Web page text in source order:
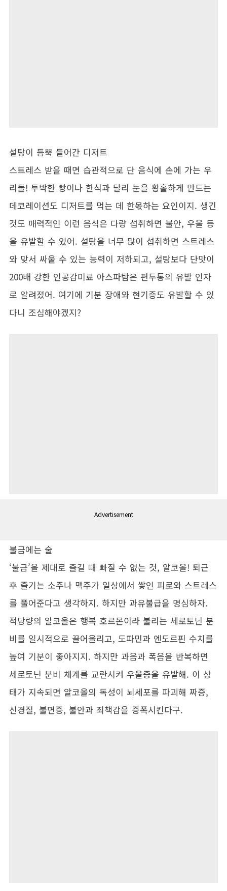
설탕이 듬뿍 들어간 디저트
스트레스 받을 때면 습관적으로 단 음식에 손에 가는 우
리들! 투박한 빵이나 한식과 달리 눈을 황홀하게 만드는
데코레이션도 디저트를 먹는 데 한몫하는 요인이지. 생긴
것도 매력적인 이런 음식은 다량 섭취하면 불안, 우울 등
을 유발할 수 있어. 설탕을 너무 많이 섭취하면 스트레스
와 맞서 싸울 수 있는 능력이 저하되고, 설탕보다 단맛이
200배 강한 인공감미료 아스파탐은 편두통의 유발 인자
로 알려졌어. 여기에 기분 장애와 현기증도 유발할 수 있
다니 조심해야겠지?
Advertisement
불금에는 술
‘불금’을 제대로 즐길 때 빠질 수 없는 것, 알코올! 퇴근
후 즐기는 소주나 맥주가 일상에서 쌓인 피로와 스트레스
를 풀어준다고 생각하지. 하지만 과유불급을 명심하자.
적당량의 알코올은 행복 호르몬이라 불리는 세로토닌 분
비를 일시적으로 끌어올리고, 도파민과 엔도르핀 수치를
높여 기분이 좋아지지. 하지만 과음과 폭음을 반복하면
세로토닌 분비 체계를 교란시켜 우울증을 유발해. 이 상
태가 지속되면 알코올의 독성이 뇌세포를 파괴해 짜증,
신경질, 불면증, 불안과 죄책감을 증폭시킨다구.